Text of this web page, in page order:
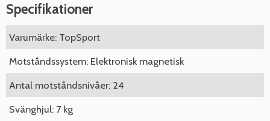
Specifikationer
Varumärke: TopSport
Motståndssystem: Elektronisk magnetisk
Antal motståndsnivåer: 24
Svänghjul: 7 kg